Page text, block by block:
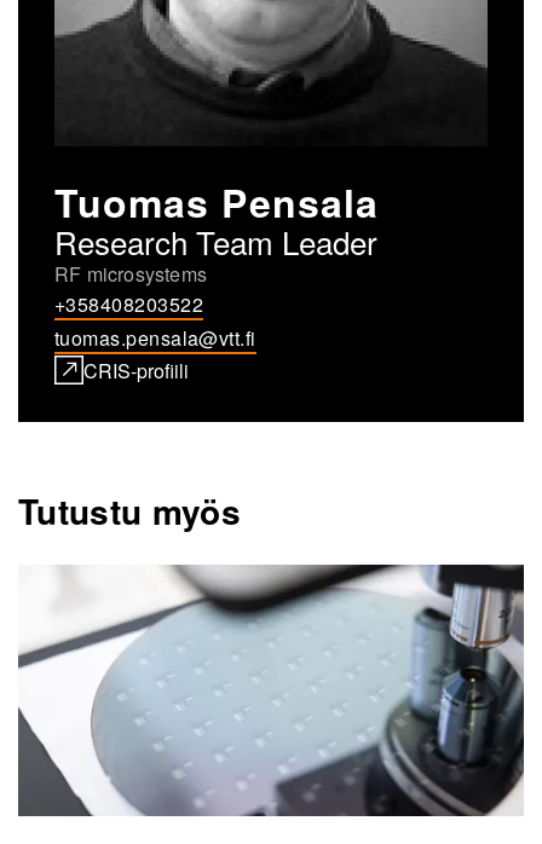
Tuomas Pensala
Research Team Leader
RF microsystems
+358408203522
tuomas.pensala@vtt.fi
CRIS-profiili
Tutustu myös